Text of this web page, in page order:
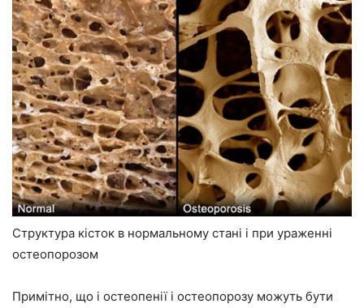
Структура кісток в нормальному стані і при ураженні
остеопорозом
Примітно, що і остеопенії і остеопорозу можуть бути